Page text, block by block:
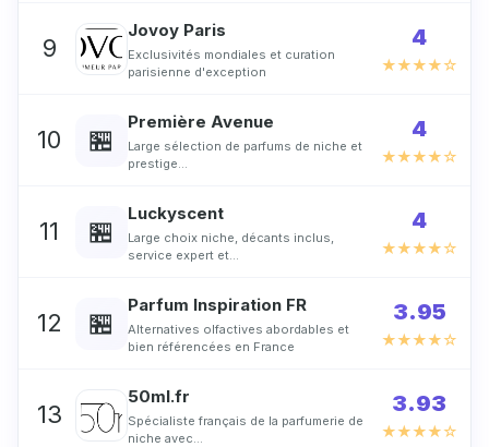
9
Jovoy Paris
Exclusivités mondiales et curation
parisienne d'exception
4
★★★★☆
10 🏪
Première Avenue
Large sélection de parfums de niche et
prestige…
4
★★★★☆
11 🏪
Luckyscent
Large choix niche, décants inclus,
service expert et…
4
★★★★☆
12 🏪
Parfum Inspiration FR
Alternatives olfactives abordables et
bien référencées en France
3.95
★★★★☆
13
50ml.fr
Spécialiste français de la parfumerie de
niche avec…
3.93
★★★★☆